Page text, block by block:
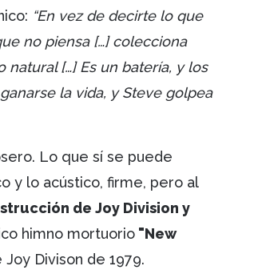
“En vez de decirte lo que
no piensa […] colecciona
natural […] Es un batería, y los
la vida, y Steve golpea
Lo que sí se puede
y lo acústico, firme, pero al
de Joy Division y
himno mortuorio "New
Divison de 1979.